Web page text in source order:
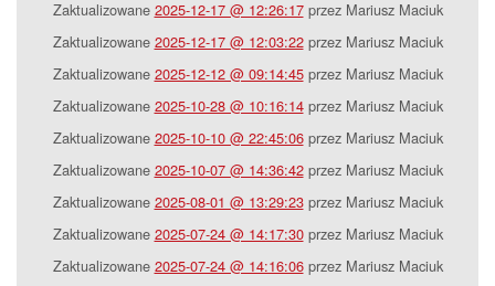
Zaktualizowane 2025-12-17 @ 12:26:17przez Mariusz Maciuk
Zaktualizowane 2025-12-17 @ 12:03:22przez Mariusz Maciuk
Zaktualizowane 2025-12-12 @ 09:14:45przez Mariusz Maciuk
Zaktualizowane 2025-10-28 @ 10:16:14przez Mariusz Maciuk
Zaktualizowane 2025-10-10 @ 22:45:06przez Mariusz Maciuk
Zaktualizowane 2025-10-07 @ 14:36:42przez Mariusz Maciuk
Zaktualizowane 2025-08-01 @ 13:29:23przez Mariusz Maciuk
Zaktualizowane 2025-07-24 @ 14:17:30przez Mariusz Maciuk
Zaktualizowane 2025-07-24 @ 14:16:06przez Mariusz Maciuk